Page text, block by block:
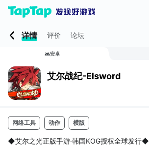
详情 评价 论坛
安卓
艾尔战纪-Elsword
网络工具 动作 横版
◆艾尔之光正版手游‧韩国KOG授权全球发行◆